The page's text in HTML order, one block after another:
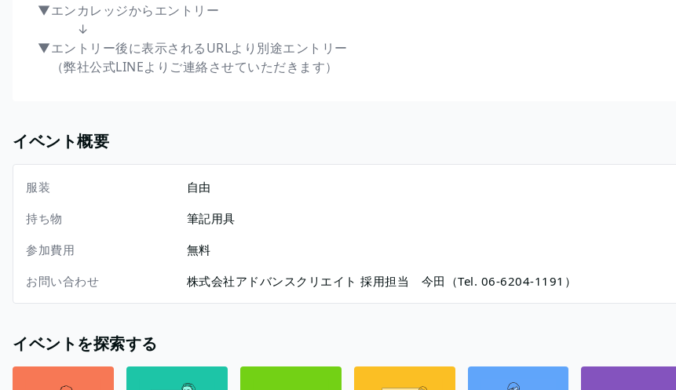
▼エンカレッジからエントリー
↓
▼エントリー後に表示されるURLより別途エントリー
（弊社公式LINEよりご連絡させていただきます）
イベント概要
服装
自由
持ち物
筆記用具
参加費用
無料
お問い合わせ
株式会社アドバンスクリエイト 採用担当 今田（Tel. 06-6204-1191）
イベントを探索する